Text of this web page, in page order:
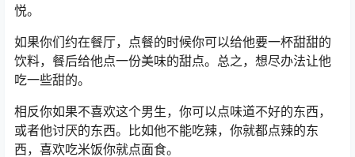
悦。
如果你们约在餐厅，点餐的时候你可以给他要一杯甜甜的
饮料，餐后给他点一份美味的甜点。总之，想尽办法让他
吃一些甜的。
相反你如果不喜欢这个男生，你可以点味道不好的东西，
或者他讨厌的东西。比如他不能吃辣，你就都点辣的东
西，喜欢吃米饭你就点面食。